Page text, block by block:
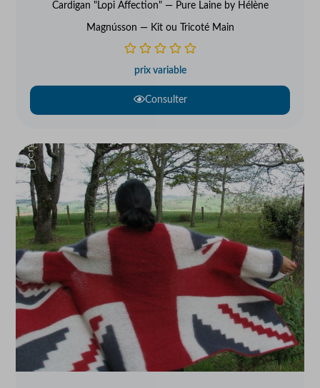
Cardigan "Lopi Affection" — Pure Laine by Hélène
Magnússon — Kit ou Tricoté Main
prix variable
Consulter